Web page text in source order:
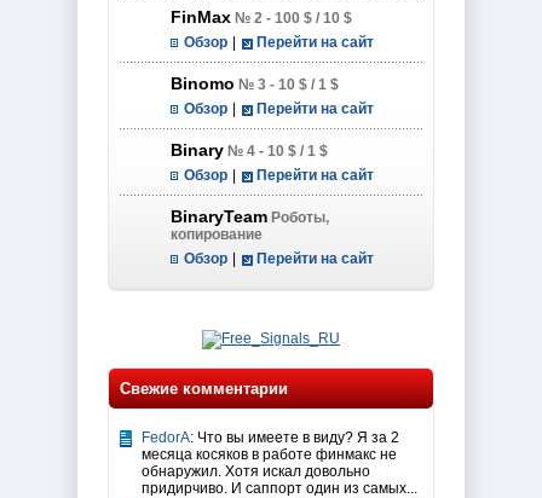
FinMax № 2 - 100 $ / 10 $
Обзор Перейти на сайт
Binomo № 3 - 10 $ / 1 $
Обзор Перейти на сайт
Binary № 4 - 10 $ / 1 $
Обзор Перейти на сайт
BinaryTeam Роботы,
копирование
Обзор Перейти на сайт
Свежие комментарии
FedorA: Что вы имеете в виду? Я за 2
месяца косяков в работе финмакс не
обнаружил. Хотя искал довольно
придирчиво. И саппорт один из самых...